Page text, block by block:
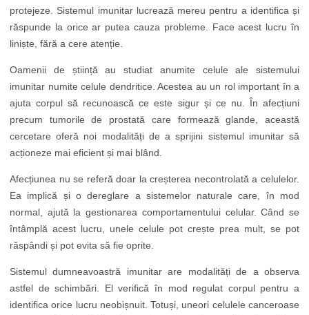
protejeze. Sistemul imunitar lucrează mereu pentru a identifica și
răspunde la orice ar putea cauza probleme. Face acest lucru în
liniște, fără a cere atenție.
Oamenii de știință au studiat anumite celule ale sistemului
imunitar numite celule dendritice. Acestea au un rol important în a
ajuta corpul să recunoască ce este sigur și ce nu. În afecțiuni
precum tumorile de prostată care formează glande, această
cercetare oferă noi modalități de a sprijini sistemul imunitar să
acționeze mai eficient și mai blând.
Afecțiunea nu se referă doar la creșterea necontrolată a celulelor.
Ea implică și o dereglare a sistemelor naturale care, în mod
normal, ajută la gestionarea comportamentului celular. Când se
întâmplă acest lucru, unele celule pot crește prea mult, se pot
răspândi și pot evita să fie oprite.
Sistemul dumneavoastră imunitar are modalități de a observa
astfel de schimbări. El verifică în mod regulat corpul pentru a
identifica orice lucru neobișnuit. Totuși, uneori celulele canceroase